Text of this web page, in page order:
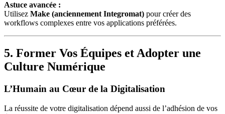
Astuce avancée :
Utilisez Make (anciennement Integromat) pour créer des
workflows complexes entre vos applications préférées.
5. Former Vos Équipes et Adopter une
Culture Numérique
L’Humain au Cœur de la Digitalisation
La réussite de votre digitalisation dépend aussi de l’adhésion de vos